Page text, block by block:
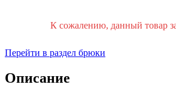
К сожалению, данный товар
Перейти в раздел брюки
Описание